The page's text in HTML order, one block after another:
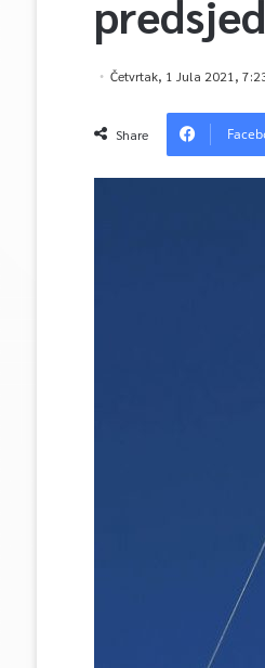
Četvrtak, 1 Jula 2021,
Share